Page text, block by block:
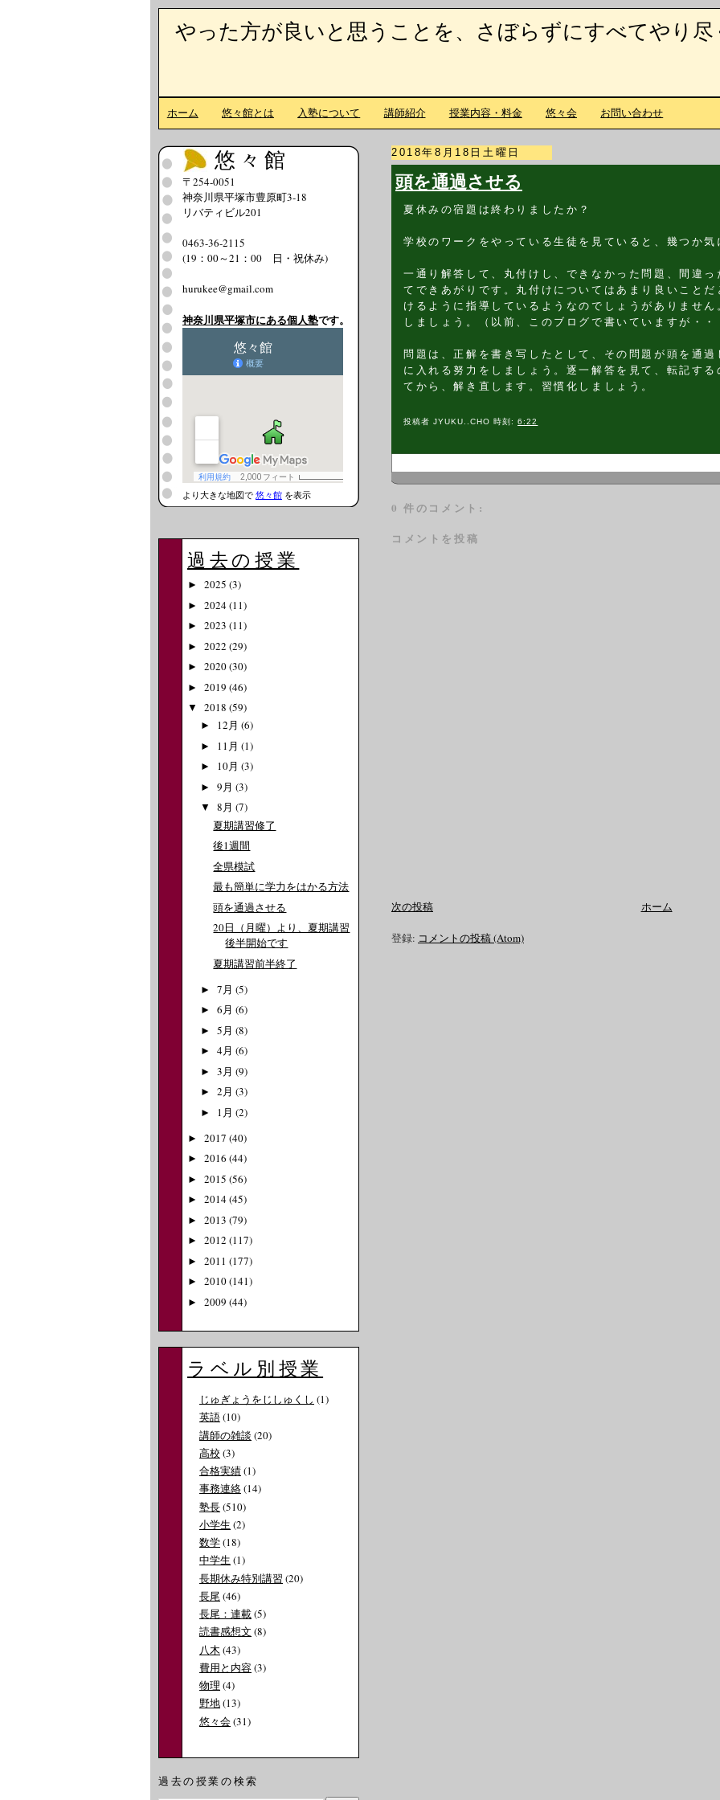
やった方が良いと思うことを、さぼらずにすべてやり尽
ホーム 悠々館とは 入塾について 講師紹介 授業内容・料金 悠々会 お問い合わせ
2018年8月18日土曜日
頭を通過させる
夏休みの宿題は終わりましたか？
学校のワークをやっている生徒を見ていると、幾つか
一通り解答して、丸付けし、できなかった問題、間違
てできあがりです。丸付けについてはあまり良いこと
けるように指導しているようなのでしょうがありませ
しましょう。（以前、このブログで書いていますが・・
問題は、正解を書き写したとして、その問題が頭を通
に入れる努力をしましょう。逐一解答を見て、転記す
てから、解き直します。習慣化しましょう。
投稿者JYUKU..CHO 時刻:6:22
0 件のコメント:
コメントを投稿
次の投稿 ホーム
登録: コメントの投稿 (Atom)
悠々館
〒254-0051
神奈川県平塚市豊原町3-18
リバティビル201
0463-36-2115
(19：00～21：00 日・祝休み)
hurukee@gmail.com
神奈川県平塚市にある個人塾です。
より大きな地図で 悠々館 を表示
過去の授業
► 2025 (3)
► 2024(11)
► 2023 (11)
► 2022 (29)
► 2020(30)
► 2019 (46)
▼ 2018 (59)
► 12月 (6)
► 11月 (1)
► 10月 (3)
► 9月 (3)
▼ 8月 (7)
夏期講習修了
後1週間
全県模試
最も簡単に学力をはかる方法
頭を通過させる
20日（月曜）より、夏期講習
後半開始です
夏期講習前半終了
► 7月 (5)
► 6月 (6)
► 5月 (8)
► 4月 (6)
► 3月 (9)
► 2月 (3)
► 1月 (2)
► 2017 (40)
► 2016 (44)
► 2015 (56)
► 2014(45)
► 2013 (79)
► 2012 (117)
► 2011 (177)
► 2010(141)
► 2009 (44)
ラベル別授業
じゅぎょうをじしゅくし (1)
英語(10)
講師の雑談 (20)
高校 (3)
合格実績(1)
事務連絡(14)
塾長(510)
小学生 (2)
数学(18)
中学生 (1)
長期休み特別講習 (20)
長尾(46)
長尾：連載(5)
読書感想文 (8)
八木 (43)
費用と内容(3)
物理 (4)
野地(13)
悠々会(31)
過去の授業の検索